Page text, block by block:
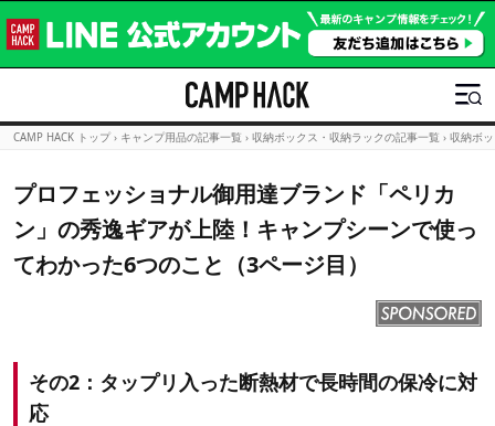
CAMP HACK トップ › キャンプ用品の記事一覧 › 収納ボックス・収納ラックの記事一覧 › 収納ボ
プロフェッショナル御用達ブランド「ペリカ
ン」の秀逸ギアが上陸！キャンプシーンで使っ
てわかった6つのこと（3ページ目）
その2：タップリ入った断熱材で長時間の保冷に対
応